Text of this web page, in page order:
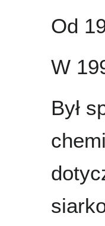
Od
W
Był